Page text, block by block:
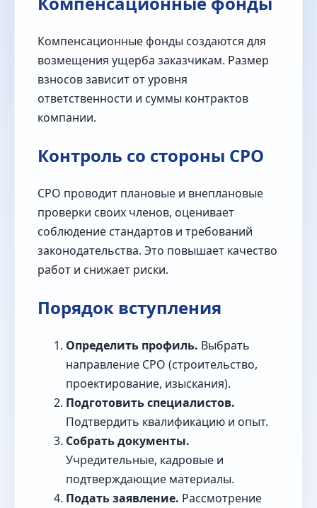
Компенсационные фонды создаются для
возмещения ущерба заказчикам. Размер
взносов зависит от уровня
ответственности и суммы контрактов
компании.
Контроль со стороны СРО
СРО проводит плановые и внеплановые
проверки своих членов, оценивает
соблюдение стандартов и требований
законодательства. Это повышает качество
работ и снижает риски.
Порядок вступления
Определить профиль. Выбрать
направление СРО (строительство,
проектирование, изыскания).
Подготовить специалистов.
Подтвердить квалификацию и опыт.
Собрать документы.
Учредительные, кадровые и
подтверждающие материалы.
Подать заявление. Рассмотрение